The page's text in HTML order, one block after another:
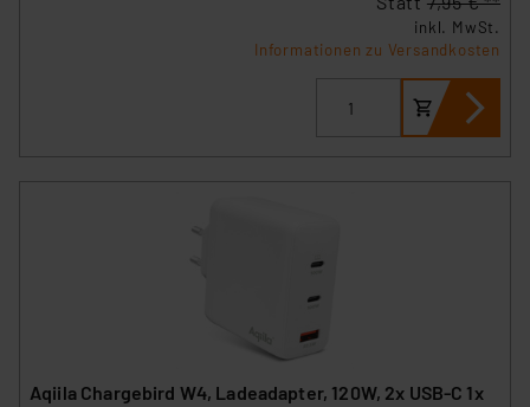
Datenschutzerklärung
inkl. MwSt.
Informationen zu Versandkosten
Aqiila Chargebird W4, Ladeadapter, 120W, 2x USB-C 1x